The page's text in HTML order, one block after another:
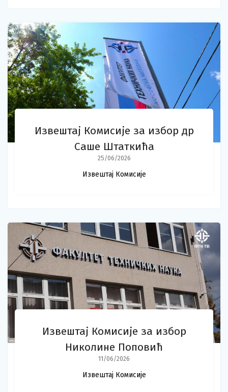
Извештај Комисије за избор др
Саше Штаткића
25/06/2026
Извештај Комисије
Извештај Комисије за избор
Николине Поповић
11/06/2026
Извештај Комисије